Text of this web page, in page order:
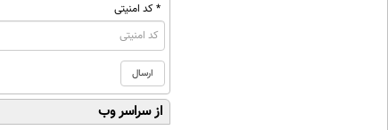
* کد امنیتی
از سراسر وب